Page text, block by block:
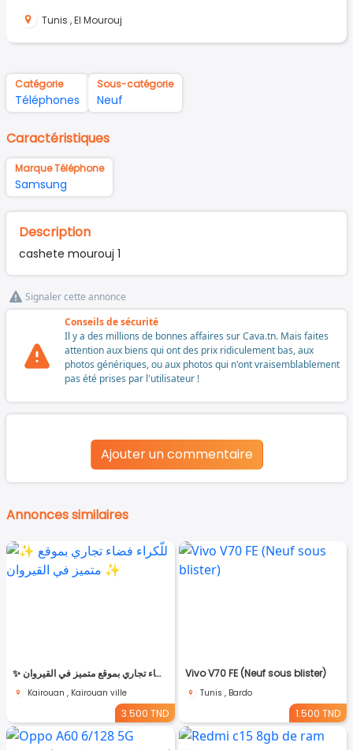
Tunis ,El Mourouj
Catégorie
Téléphones
Sous-catégorie
Neuf
Caractéristiques
Marque Téléphone
Samsung
Description
cashete mourouj 1
Signaler cette annonce
Conseils de sécurité
Il y a des millions de bonnes affaires sur Cava.tn. Mais faites
attention aux biens qui ont des prix ridiculement bas, aux
photos génériques, ou aux photos qui n'ont vraisemblablement
pas été prises par l'utilisateur !
Ajouter un commentaire
Annonces similaires
✨ للّكراء فضاء تجاري بموقع متميز في القيروان ✨
Kairouan , Kairouan ville
3.500 TND
Vivo V70 FE (Neuf sous blister)
Tunis , Bardo
1.500 TND